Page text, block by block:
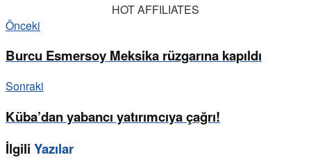
HOT AFFILIATES
Önceki
Burcu Esmersoy Meksika rüzgarına kapıldı
Sonraki
Küba’dan yabancı yatırımcıya çağrı!
İlgili Yazılar